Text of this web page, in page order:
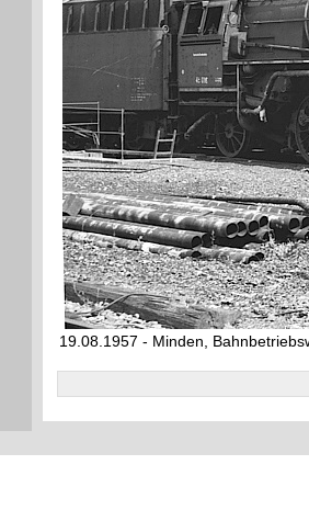
19.08.1957 - Minden,